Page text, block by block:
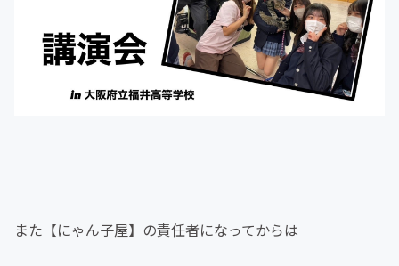
また【にゃん子屋】の責任者になってからは